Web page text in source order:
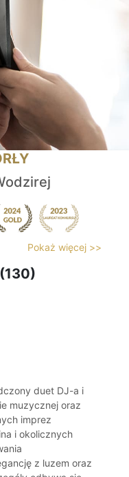
Pokaż więcej >>
(130)
duet DJ-a i
muzycznej oraz
imprez
i okolicznych
z luzem oraz